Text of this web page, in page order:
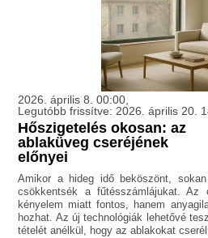
2026. április 8. 00:00,
Legutóbb frissítve: 2026. április 20.
Hőszigetelés okosan: az
ablaküveg cseréjének
előnyei
Amikor a hideg idő beköszönt,
csökkentsék a fűtésszámlájukat.
kényelem miatt fontos, hanem
hozhat. Az új technológiák lehetővé
tételét anélkül, hogy az ablakokat